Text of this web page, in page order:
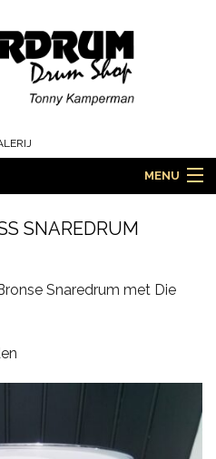
MENU
SNAREDRUM
Snaredrum met Die